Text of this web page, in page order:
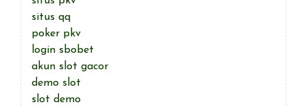
situs qq
poker pkv
login sbobet
akun slot gacor
demo slot
slot demo